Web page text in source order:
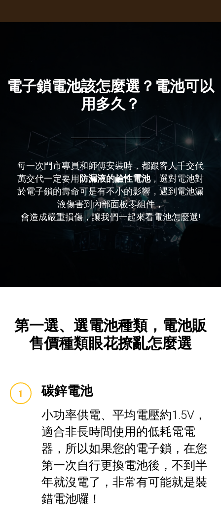
電子鎖電池該怎麼選？電池可以
用多久？
每一次門市專員和師傅安裝時，都跟客人千交代
萬交代一定要用防漏液的鹼性電池，選對電池對
於電子鎖的壽命可是有不小的影響，遇到電池漏
液傷害到內部面板零組件，
會造成嚴重損傷，讓我們一起來看電池怎麼選!
第一選、選電池種類，電池販
售價種類眼花撩亂怎麼選
碳鋅電池
小功率供電、平均電壓約1.5V，
適合非長時間使用的低耗電電
器，所以如果您的電子鎖，在您
第一次自行更換電池後，不到半
年就沒電了，非常有可能就是裝
錯電池囉！